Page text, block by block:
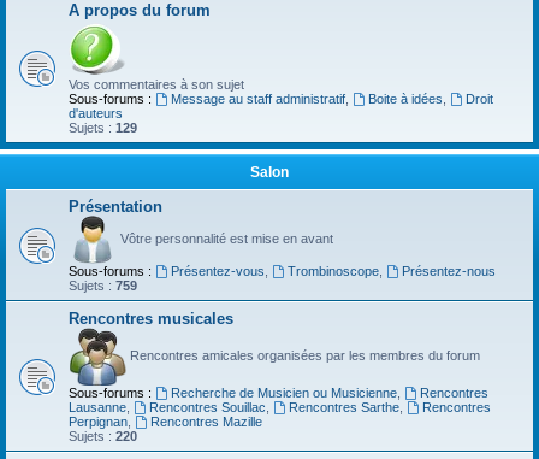
A propos du forum
Vos commentaires à son sujet
Sous-forums :
Message au staff administratif, Boite à idées
Droit
d'auteurs
Sujets : 129
Salon
Présentation
Vôtre personnalité est mise en avant
Sous-forums : Présentez-vous Trombinoscope,
Présentez-nous
Sujets : 759
Rencontres musicales
Rencontres amicales organisées par les membres du forum
Sous-forums : Recherche de Musicien ou Musicienne,
Rencontres
Lausanne
Rencontres Souillac Rencontres Sarthe,
Rencontres
Perpignan
Rencontres Mazille
Sujets : 220